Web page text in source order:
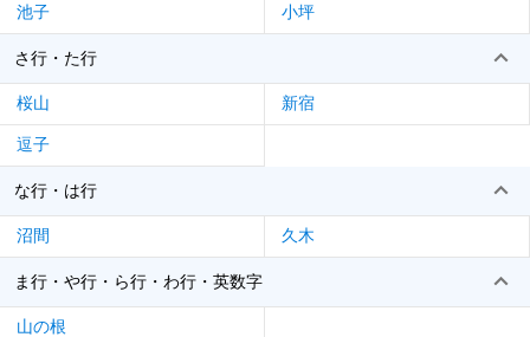
池子 小坪
さ行・た行
桜山 新宿
逗子
な行・は行
沼間 久木
ま行・や行・ら行・わ行・英数字
山の根